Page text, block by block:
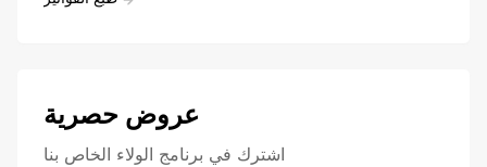
عروض حصرية
اشترك في برنامج الولاء الخاص بنا